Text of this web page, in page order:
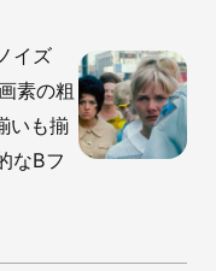
イズ
素の粗
いも揃
なBフ